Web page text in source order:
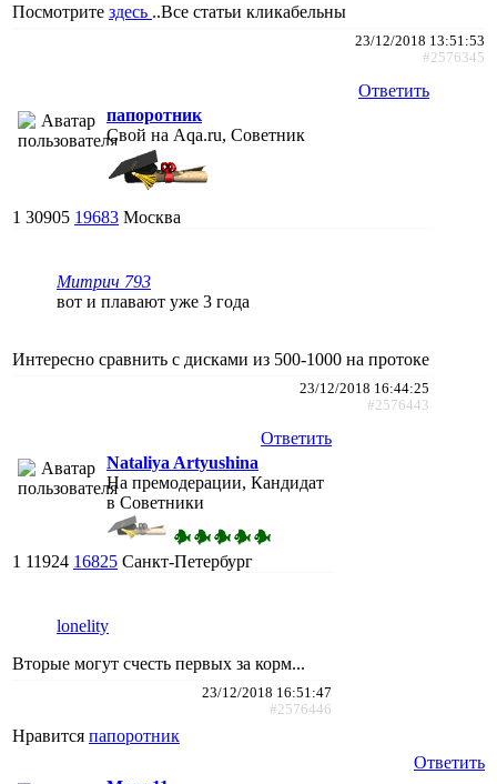
Посмотрите здесь ..Все статьи кликабельны
23/12/2018 13:51:53
#2576345
Ответить
папоротник
Свой на Aqa.ru, Советник
1 30905 19683 Москва
Митрич 793
вот и плавают уже 3 года
Интересно сравнить с дисками из 500-1000 на протоке
23/12/2018 16:44:25
#2576443
Ответить
Nataliya Artyushina
На премодерации, Кандидат
в Советники
1 11924 16825 Санкт-Петербург
lonelity
Вторые могут счесть первых за корм...
23/12/2018 16:51:47
#2576446
Нравится папоротник
Ответить